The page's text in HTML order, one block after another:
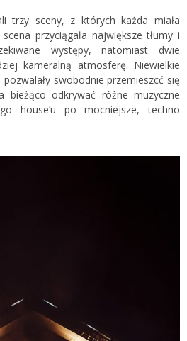
trzy sceny, z których każda miała
przyciągała największe tłumy i
występy, natomiast dwie
kameralną atmosferę. Niewielkie
swobodnie przemieszcć się
bieżąco odkrywać różne muzyczne
house’u po mocniejsze, techno